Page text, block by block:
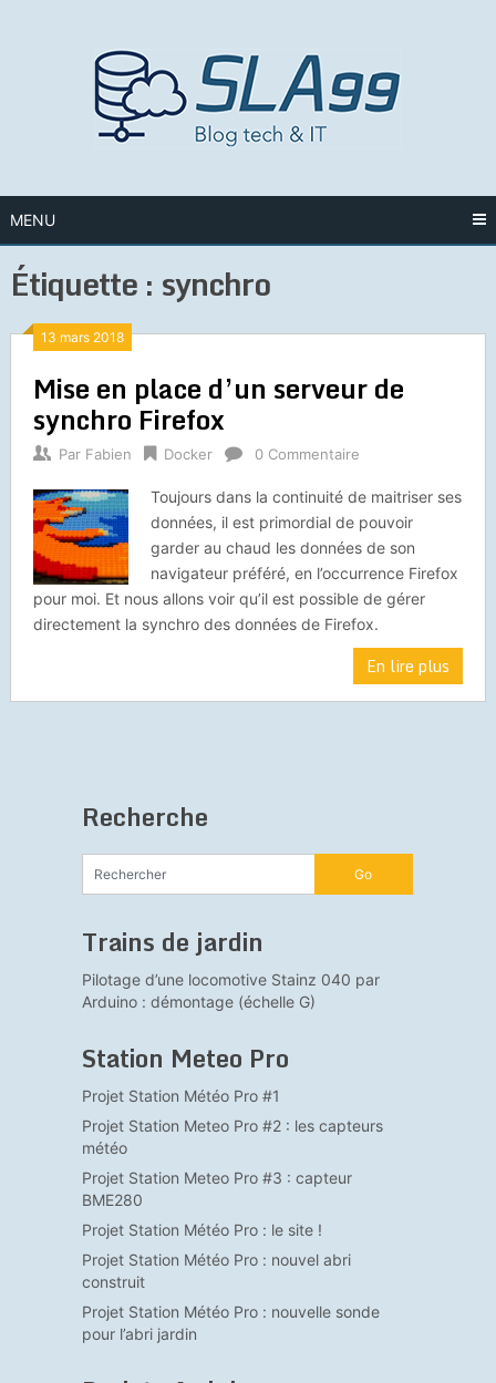
MENU
Étiquette : synchro
13 mars 2018
Mise en place d’un serveur de
synchro Firefox
Par Fabien Docker 0 Commentaire
Toujours dans la continuité de maitriser ses
données, il est primordial de pouvoir
garder au chaud les données de son
navigateur préféré, en l’occurrence Firefox
pour moi. Et nous allons voir qu’il est possible de gérer
directement la synchro des données de Firefox.
En lire plus
Recherche
Trains de jardin
Pilotage d’une locomotive Stainz 040 par
Arduino : démontage (échelle G)
Station Meteo Pro
Projet Station Météo Pro #1
Projet Station Meteo Pro #2 : les capteurs
météo
Projet Station Meteo Pro #3 : capteur
BME280
Projet Station Météo Pro : le site !
Projet Station Météo Pro : nouvel abri
construit
Projet Station Météo Pro : nouvelle sonde
pour l’abri jardin